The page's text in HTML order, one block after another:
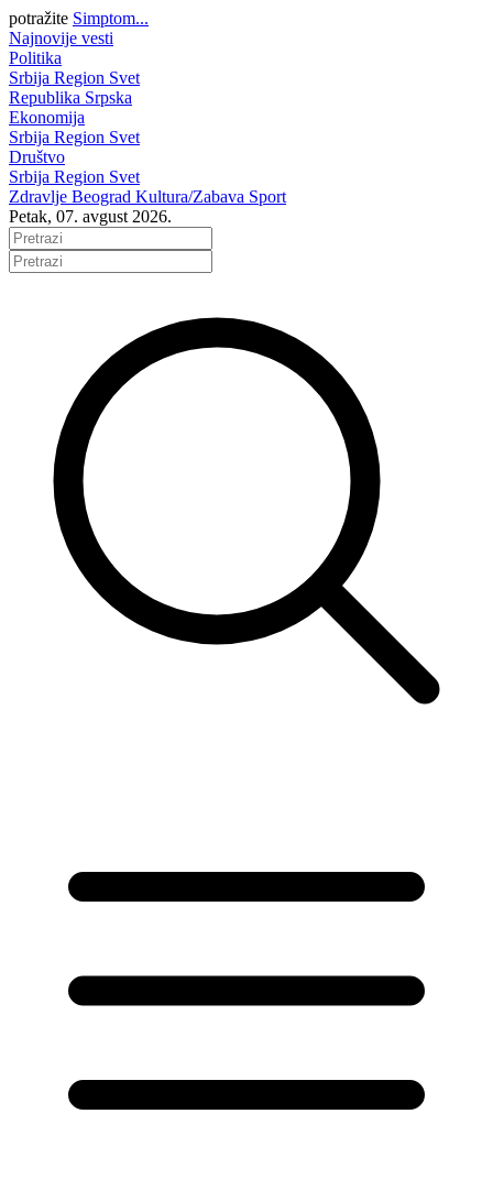
potražite Simptom...
Najnovije vesti
Politika
Srbija Region Svet
Republika Srpska
Ekonomija
Srbija Region Svet
Društvo
Srbija Region Svet
Zdravlje Beograd Kultura/Zabava Sport
Petak, 07. avgust 2026.